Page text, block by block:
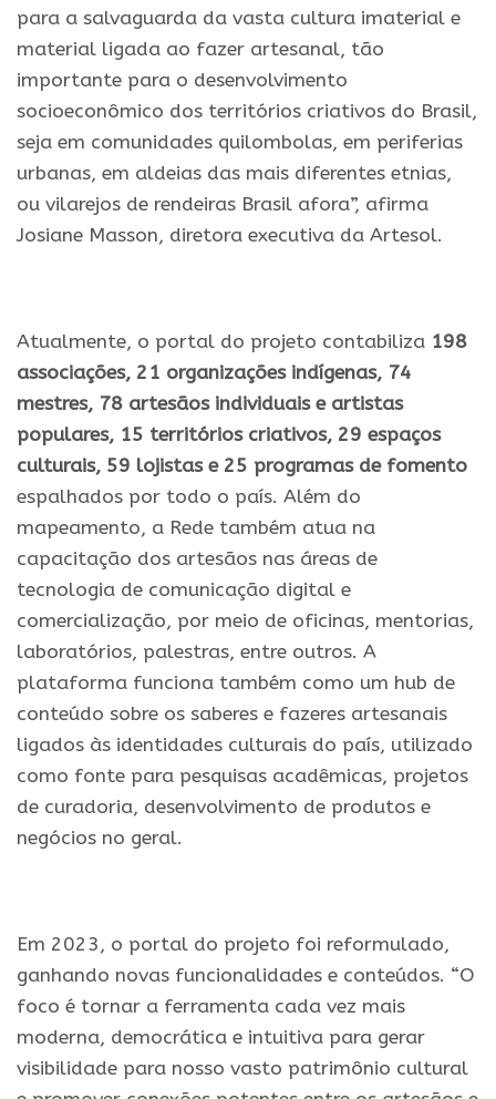
para a salvaguarda da vasta cultura imaterial e
material ligada ao fazer artesanal, tão
importante para o desenvolvimento
socioeconômico dos territórios criativos do Brasil,
seja em comunidades quilombolas, em periferias
urbanas, em aldeias das mais diferentes etnias,
ou vilarejos de rendeiras Brasil afora”, afirma
Josiane Masson, diretora executiva da Artesol.
Atualmente, o portal do projeto contabiliza 198
associações, 21 organizações indígenas, 74
mestres, 78 artesãos individuais e artistas
populares, 15 territórios criativos, 29 espaços
culturais, 59 lojistas e 25 programas de fomento
espalhados por todo o país. Além do
mapeamento, a Rede também atua na
capacitação dos artesãos nas áreas de
tecnologia de comunicação digital e
comercialização, por meio de oficinas, mentorias,
laboratórios, palestras, entre outros. A
plataforma funciona também como um hub de
conteúdo sobre os saberes e fazeres artesanais
ligados às identidades culturais do país, utilizado
como fonte para pesquisas acadêmicas, projetos
de curadoria, desenvolvimento de produtos e
negócios no geral.
Em 2023, o portal do projeto foi reformulado,
ganhando novas funcionalidades e conteúdos. “O
foco é tornar a ferramenta cada vez mais
moderna, democrática e intuitiva para gerar
visibilidade para nosso vasto patrimônio cultural